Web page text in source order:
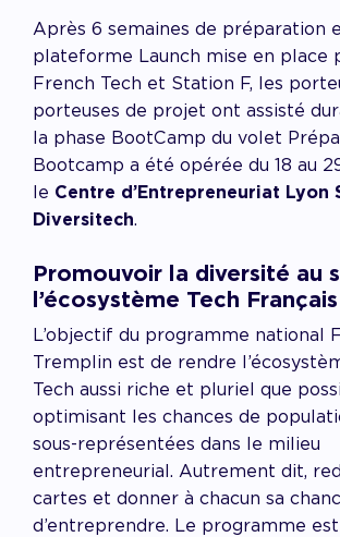
Après 6 semaines de préparation
plateforme Launch mise en place
French Tech et Station F, les
porteuses de projet ont assisté
la phase BootCamp du volet
Bootcamp a été opérée du 18 au
le Centre d’Entrepreneuriat Lyon
Diversitech.
Promouvoir la diversité au
l’écosystème Tech Français
L’objectif du programme national
Tremplin est de rendre
Tech aussi riche et pluriel que
optimisant les chances de
sous-représentées dans le milieu
entrepreneurial. Autrement dit,
cartes et donner à chacun sa
d’entreprendre. Le programme